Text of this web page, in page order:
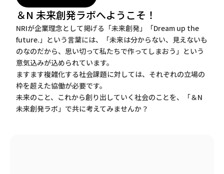
＆N 未来創発ラボへようこそ！
NRIが企業理念として掲げる「未来創発」「Dream up the
future.」という言葉には、「未来は分からない、見えないも
のなのだから、思い切って私たちで作ってしまおう」という
意気込みが込められています。
ますます複雑化する社会課題に対しては、それぞれの立場の
枠を超えた協働が必要です。
未来のこと、これから創り出していく社会のことを、「＆N
未来創発ラボ」で共に考えてみませんか？